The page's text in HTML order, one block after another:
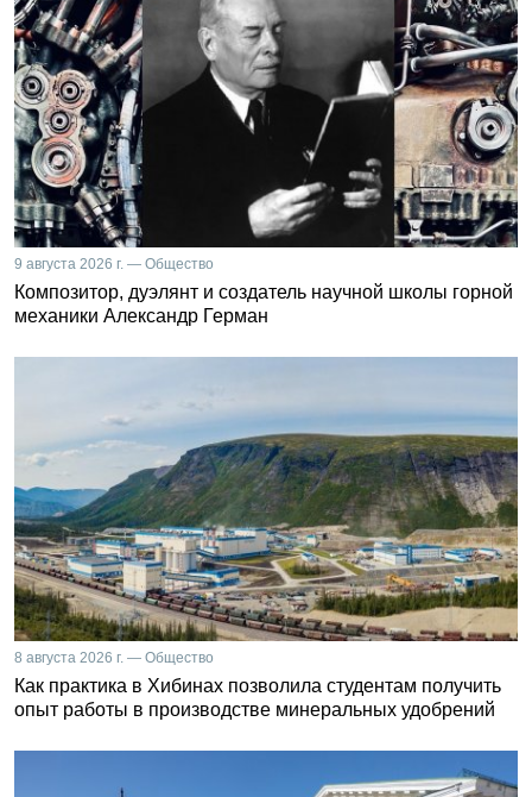
9 августа 2026 г. — Общество
Композитор, дуэлянт и создатель научной школы горной
механики Александр Герман
8 августа 2026 г. — Общество
Как практика в Хибинах позволила студентам получить
опыт работы в производстве минеральных удобрений